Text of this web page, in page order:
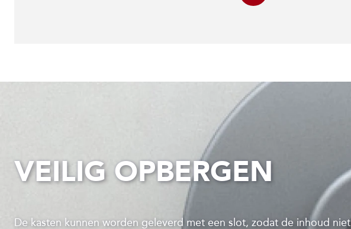
VEILIG OPBERGEN
De kasten kunnen worden geleverd met een slot, zodat de inhoud niet